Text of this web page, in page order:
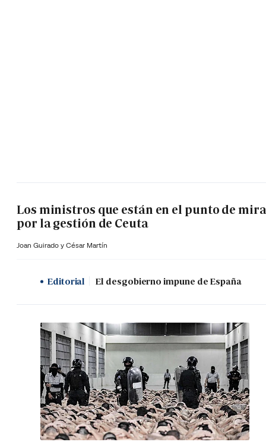
Los ministros que están en el punto de mira
por la gestión de Ceuta
Joan Guirado y César Martín
Editorial El desgobierno impune de España